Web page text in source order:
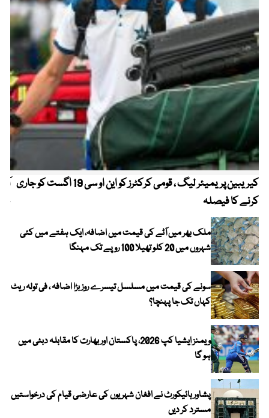
کیریبین پریمیئر لیگ ، قومی کرکٹرز کو این او سی 19 اگست کو جاری
کرنے کا فیصلہ
ملک بھر میں آٹے کی قیمت میں اضافہ، ایک ہفتے میں کئی
شہروں میں 20 کلو تھیلا 100 روپے تک مہنگا
سونے کی قیمت میں مسلسل تیسرے روز بڑا اضافہ ، فی تولہ ریٹ
کہاں تک جا پہنچا؟
ویمنز ایشیا کپ 2026، پاکستان اور بھارت کا مقابلہ دبئی میں
ہو گا
پشاور ہائیکورٹ نے افغان شہریوں کی عارضی قیام کی درخواستیں
مسترد کر دیں